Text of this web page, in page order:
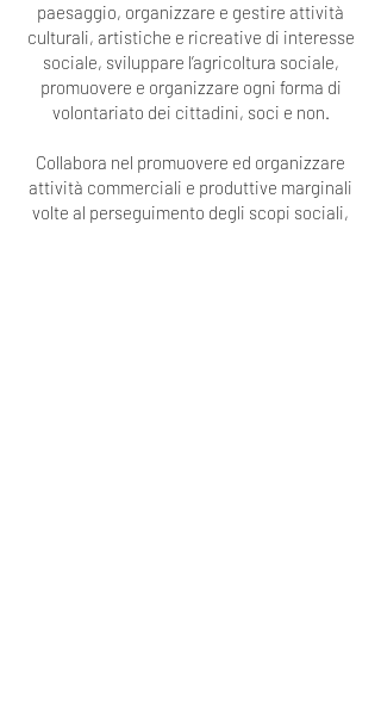
paesaggio, organizzare e gestire attività
culturali, artistiche e ricreative di interesse
sociale, sviluppare l’agricoltura sociale,
promuovere e organizzare ogni forma di
volontariato dei cittadini, soci e non.
Collabora nel promuovere ed organizzare
attività commerciali e produttive marginali
volte al perseguimento degli scopi sociali,